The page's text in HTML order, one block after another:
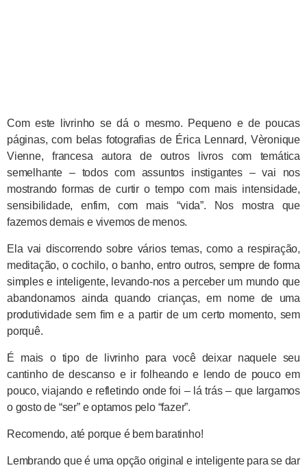
Com este livrinho se dá o mesmo. Pequeno e de poucas
páginas, com belas fotografias de Érica Lennard, Vèronique
Vienne, francesa autora de outros livros com temática
semelhante – todos com assuntos instigantes – vai nos
mostrando formas de curtir o tempo com mais intensidade,
sensibilidade, enfim, com mais “vida”. Nos mostra que
fazemos demais e vivemos de menos.
Ela vai discorrendo sobre vários temas, como a respiração,
meditação, o cochilo, o banho, entro outros, sempre de forma
simples e inteligente, levando-nos a perceber um mundo que
abandonamos ainda quando crianças, em nome de uma
produtividade sem fim e a partir de um certo momento, sem
porquê.
É mais o tipo de livrinho para você deixar naquele seu
cantinho de descanso e ir folheando e lendo de pouco em
pouco, viajando e refletindo onde foi – lá trás – que largamos
o gosto de “ser” e optamos pelo “fazer”.
Recomendo, até porque é bem baratinho!
Lembrando que é uma opção original e inteligente para se dar